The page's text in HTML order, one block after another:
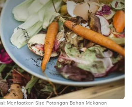
Manfaatkan Sisa Potongan Bahan Makanan